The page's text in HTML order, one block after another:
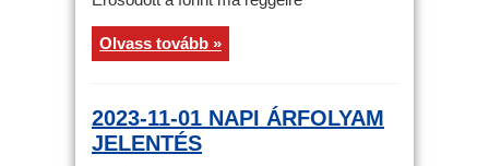
Olvass tovább »
2023-11-01 NAPI ÁRFOLYAM
JELENTÉS